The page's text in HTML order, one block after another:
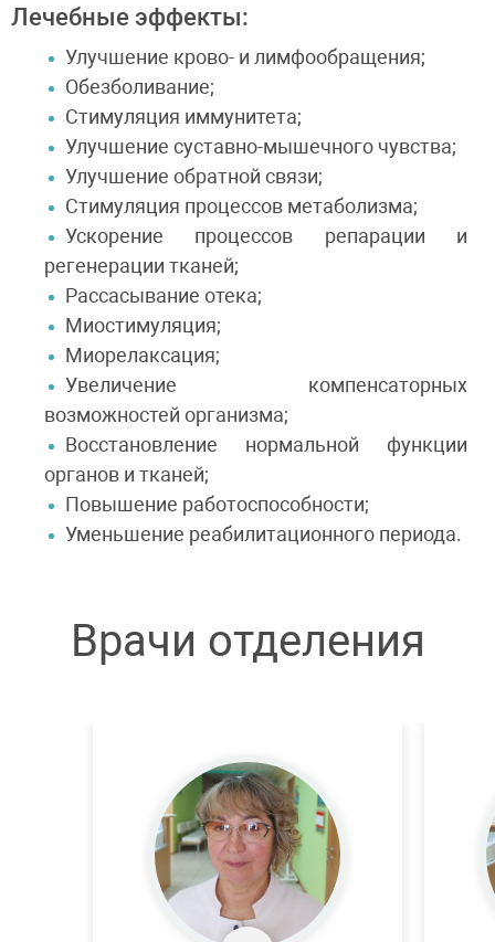
Лечебные эффекты:
Улучшение крово- и лимфообращения;
Обезболивание;
Стимуляция иммунитета;
Улучшение суставно-мышечного чувства;
Улучшение обратной связи;
Стимуляция процессов метаболизма;
Ускорение процессов репарации и
регенерации тканей;
Рассасывание отека;
Миостимуляция;
Миорелаксация;
Увеличение компенсаторных
возможностей организма;
Восстановление нормальной функции
органов и тканей;
Повышение работоспособности;
Уменьшение реабилитационного периода.
Врачи отделения